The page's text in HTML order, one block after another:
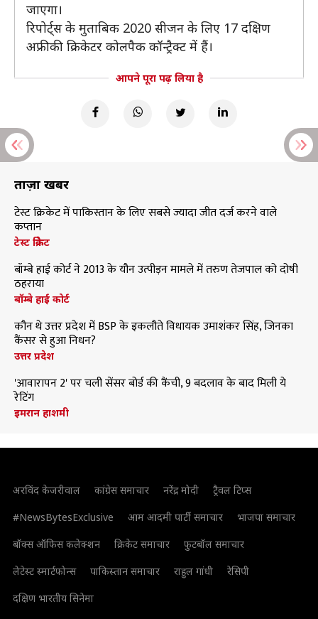
जाएगा।
रिपोर्ट्स के मुताबिक 2020 सीजन के लिए 17 दक्षिण
अफ्रीकी क्रिकेटर कोलपैक कॉन्ट्रैक्ट में हैं।
आपने पूरा पढ़ लिया है
ताज़ा खबरें
टेस्ट क्रिकेट में पाकिस्तान के लिए सबसे ज्यादा जीत दर्ज करने वाले
कप्तान
टेस्ट क्रिकेट
बॉम्बे हाई कोर्ट ने 2013 के यौन उत्पीड़न मामले में तरुण तेजपाल को दोषी
ठहराया
बॉम्बे हाई कोर्ट
कौन थे उत्तर प्रदेश में BSP के इकलौते विधायक उमाशंकर सिंह, जिनका
कैंसर से हुआ निधन?
उत्तर प्रदेश
'आवारापन 2' पर चली सेंसर बोर्ड की कैंची, 9 बदलाव के बाद मिली ये
रेटिंग
इमरान हाशमी
अरविंद केजरीवाल कांग्रेस समाचार नरेंद्र मोदी
ट्रैवल टिप्स
#NewsBytesExclusive
आम आदमी पार्टी समाचार
भाजपा समाचार
बॉक्स ऑफिस कलेक्शन
क्रिकेट समाचार
फुटबॉल समाचार
लेटेस्ट स्मार्टफोन्स
पाकिस्तान समाचार राहुल गांधी
रेसिपी
दक्षिण भारतीय सिनेमा